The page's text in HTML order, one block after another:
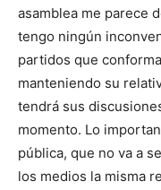
asamblea me parece
tengo ningún
partidos que
manteniendo su
tendrá sus
momento. Lo
pública, que no va a
los medios la misma